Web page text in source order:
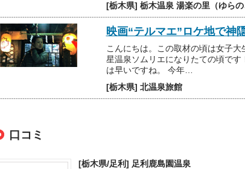
[栃木県] 栃木温泉 湯楽の里（ゆらの
映画“テルマエ”ロケ地で神
こんにちは。この取材の頃は女子
星温泉ソムリエになりたての頃で
は早いですね。 今年…
[栃木県] 北温泉旅館
口コミ
[栃木県/足利] 足利鹿島園温泉